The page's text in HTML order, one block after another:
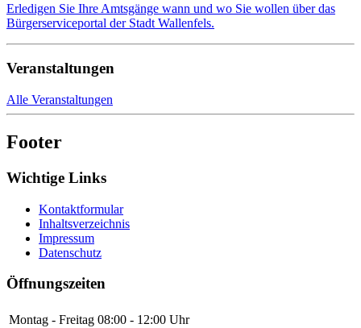
Erledigen Sie Ihre Amtsgänge wann und wo Sie wollen über das
Bürgerserviceportal der Stadt Wallenfels.
Veranstaltungen
Alle Veranstaltungen
Footer
Wichtige Links
Kontaktformular
Inhaltsverzeichnis
Impressum
Datenschutz
Öffnungszeiten
Montag - Freitag 08:00 - 12:00 Uhr